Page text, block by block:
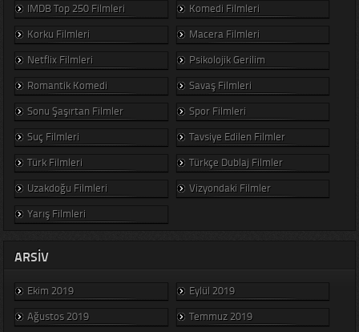
IMDB Top 250 Filmleri
Komedi Filmleri
Korku Filmleri
Macera Filmleri
Netflix Filmleri
Psikolojik Gerilim
Romantik Komedi
Savaş Filmleri
Sonu Şaşırtan Filmler
Spor Filmleri
Suç Filmleri
Tavsiye Edilen Filmler
Türk Filmleri
Türkçe Dublaj Filmler
Uzakdoğu Filmleri
Vizyondaki Filmler
Yarış Filmleri
ARSIV
Ekim 2019
Eylül 2019
Ağustos 2019
Temmuz 2019